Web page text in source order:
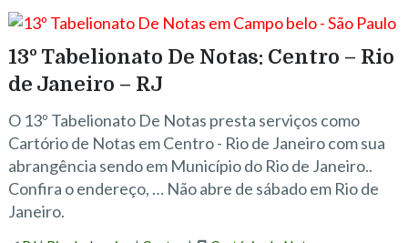
13º Tabelionato De Notas: Centro – Rio
de Janeiro – RJ
O 13º Tabelionato De Notas presta serviços como
Cartório de Notas em Centro - Rio de Janeiro com sua
abrangência sendo em Município do Rio de Janeiro..
Confira o endereço, … Não abre de sábado em Rio de
Janeiro.